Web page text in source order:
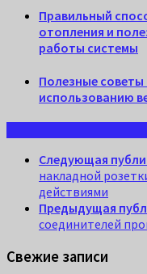
Правильный
отопления и
работы системы
Полезные
использованию
Следующая
накладной
действиями
Предыдущая
соединителей
Свежие записи